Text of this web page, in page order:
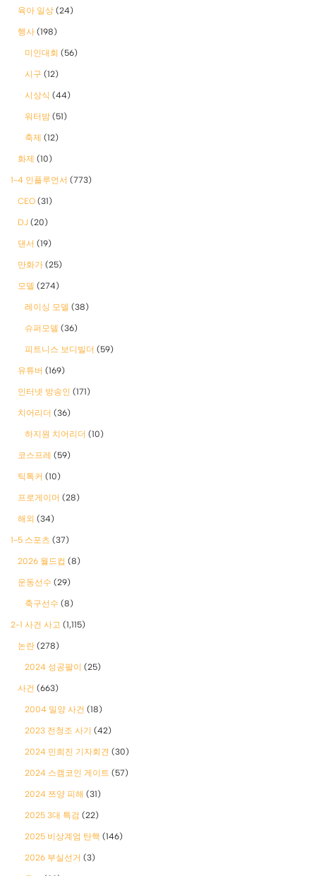
육아 일상 (24)
행사 (198)
미인대회 (56)
시구 (12)
시상식 (44)
워터밤 (51)
축제 (12)
화제 (10)
1-4 인플루언서 (773)
CEO (31)
DJ (20)
댄서 (19)
만화가 (25)
모델 (274)
레이싱 모델 (38)
슈퍼모델 (36)
피트니스 보디빌더 (59)
유튜버 (169)
인터넷 방송인 (171)
치어리더 (36)
하지원 치어리더 (10)
코스프레 (59)
틱톡커 (10)
프로게이머 (28)
해외 (34)
1-5 스포츠 (37)
2026 월드컵 (8)
운동선수 (29)
축구선수 (8)
2-1 사건 사고 (1,115)
논란 (278)
2024 성공팔이 (25)
사건 (663)
2004 밀양 사건 (18)
2023 전청조 사기 (42)
2024 민희진 기자회견 (30)
2024 스캠코인 게이트 (57)
2024 쯔양 피해 (31)
2025 3대 특검 (22)
2025 비상계엄 탄핵 (146)
2026 부실선거 (3)